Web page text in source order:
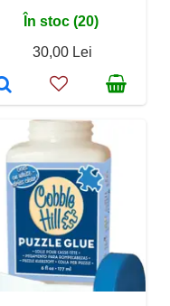
În stoc (20)
30,00 Lei